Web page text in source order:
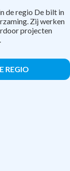
de regio De bilt in
Zij werken
projecten
REGIO